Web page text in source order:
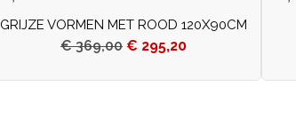
GRIJZE VORMEN MET ROOD 120X90CM
€369,00 € 295,20